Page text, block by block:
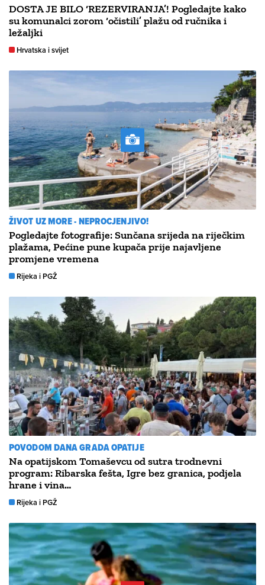
DOSTA JE BILO ‘REZERVIRANJA’! Pogledajte kako
su komunalci zorom ‘očistili’ plažu od ručnika i
ležaljki
Hrvatska i svijet
ŽIVOT UZ MORE - NEPROCJENJIVO!
Pogledajte fotografije: Sunčana srijeda na riječkim
plažama, Pećine pune kupača prije najavljene
promjene vremena
Rijeka i PGŽ
POVODOM DANA GRADA OPATIJE
Na opatijskom Tomaševcu od sutra trodnevni
program: Ribarska fešta, Igre bez granica, podjela
hrane i vina…
Rijeka i PGŽ